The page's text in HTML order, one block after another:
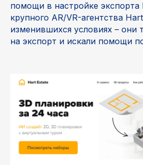
помощи в настройке
крупного AR/VR-агентства
изменившихся условиях – они
на экспорт и искали помощи